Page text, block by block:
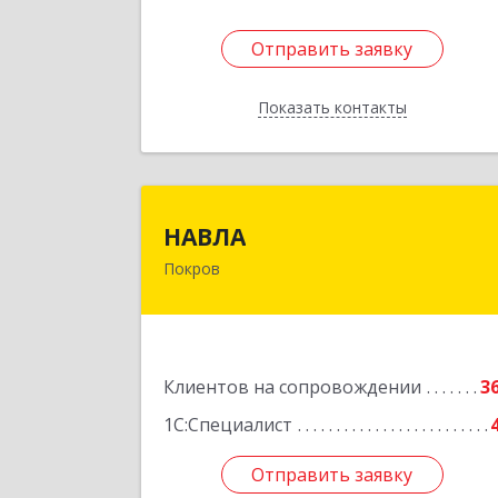
Отправить заявку
Показать контакты
Отправить заявку
Назад
НАВЛА
Покров
Клиентов на сопровождении
1С:Специалист
Отправить заявку
Отправить заявку